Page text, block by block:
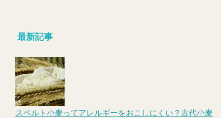
最新記事
スペルト小麦ってアレルギーをおこしにくい？古代小麦